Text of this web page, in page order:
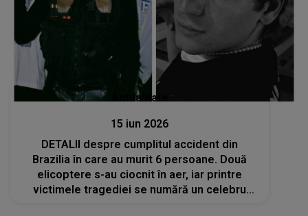
Actualitate
15 iun 2026
DETALII despre cumplitul accident din
Brazilia în care au murit 6 persoane. Două
elicoptere s-au ciocnit în aer, iar printre
victimele tragediei se numără un celebru